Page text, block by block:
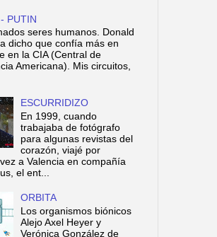
PUTIN
seres humanos. Donald
dicho que confía más en
en la CIA (Central de
Americana). Mis circuitos,
ESCURRIDIZO
En 1999, cuando
trabajaba de fotógrafo
para algunas revistas del
corazón, viajé por
a Valencia en compañía
el ent...
ORBITA
Los organismos biónicos
Alejo Axel Heyer y
Verónica González de